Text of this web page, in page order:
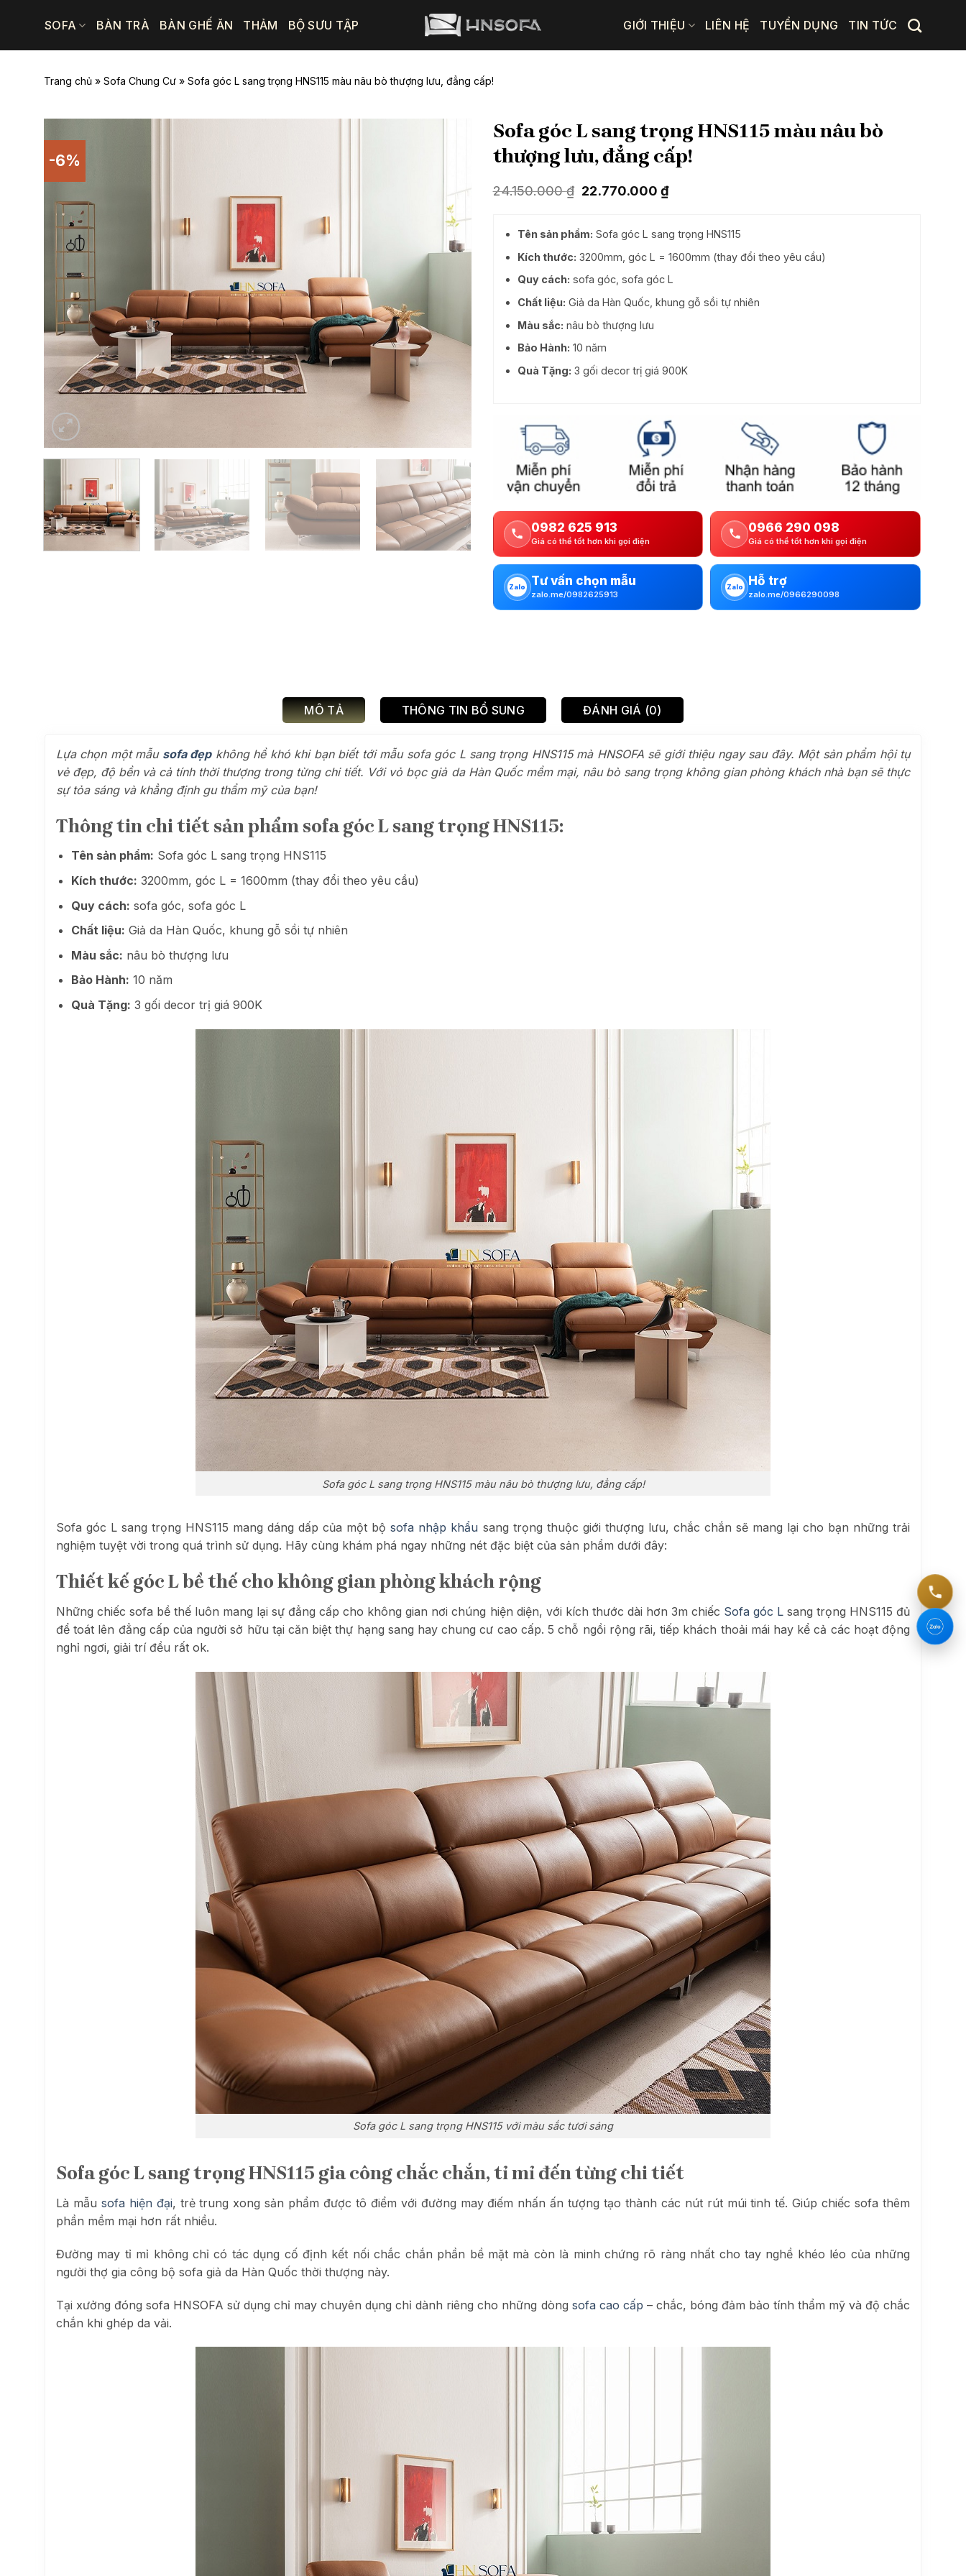
SOFA BÀN TRÀ BÀN GHẾ ĂN THẢM BỘ SƯU TẬP GIỚI THIỆU LIÊN HỆ TUYỂN DỤNG TIN TỨC
Trang chủ» Sofa Chung Cư» Sofa góc L sang trọng HNS115 màu nâu bò thượng lưu, đẳng cấp!
-6%
Sofa góc L sang trọng HNS115 màu nâu bò
thượng lưu, đẳng cấp!
24.150.000₫ Giá
24.150.000 ₫.
22.770.000₫Giá
là:
22.770.000 ₫.
Tên sản phẩm: Sofa góc L sang trọng HNS115
Kích thước: 3200mm, góc L = 1600mm (thay đổi theo yêu cầu)
Quy cách: sofa góc, sofa góc L
Chất liệu: Giả da Hàn Quốc, khung gỗ sồi tự nhiên
Màu sắc: nâu bò thượng lưu
Bảo Hành: 10 năm
Quà Tặng: 3 gối decor trị giá 900K
0982 625 913
Giá có thể tốt hơn khi gọi điện
0966 290 098
Giá có thể tốt hơn khi gọi điện
Zalo Tư vấn chọn mẫu
zalo.me/0982625913
Zalo Hỗ trợ
zalo.me/0966290098
MÔ TẢ THÔNG TIN BỔ SUNG ĐÁNH GIÁ (0)
Lựa chọn một mẫu sofa đẹpkhông hề khó khi bạn biết tới mẫu sofa góc L sang trọng HNS115 mà HNSOFA sẽ giới thiệu ngay sau đây. Một sản phẩm hội tụ
vẻ đẹp, độ bền và cả tính thời thượng trong từng chi tiết. Với vỏ bọc giả da Hàn Quốc mềm mại, nâu bò sang trọng không gian phòng khách nhà bạn sẽ thực
sự tỏa sáng và khẳng định gu thẩm mỹ của bạn!
Thông tin chi tiết sản phẩm sofa góc L sang trọng HNS115:
Tên sản phẩm: Sofa góc L sang trọng HNS115
Kích thước: 3200mm, góc L = 1600mm (thay đổi theo yêu cầu)
Quy cách: sofa góc, sofa góc L
Chất liệu: Giả da Hàn Quốc, khung gỗ sồi tự nhiên
Màu sắc: nâu bò thượng lưu
Bảo Hành: 10 năm
Quà Tặng: 3 gối decor trị giá 900K
Sofa góc L sang trọng HNS115 màu nâu bò thượng lưu, đẳng cấp!
Sofa góc L sang trọng HNS115 mang dáng dấp của một bộsofa nhập khẩu sang trọng thuộc giới thượng lưu, chắc chắn sẽ mang lại cho bạn những trải
nghiệm tuyệt vời trong quá trình sử dụng. Hãy cùng khám phá ngay những nét đặc biệt của sản phẩm dưới đây:
Thiết kế góc L bề thế cho không gian phòng khách rộng
Những chiếc sofa bề thế luôn mang lại sự đẳng cấp cho không gian nơi chúng hiện diện, với kích thước dài hơn 3m chiếc Sofa góc Lsang trọng HNS115 đủ
để toát lên đẳng cấp của người sở hữu tại căn biệt thự hạng sang hay chung cư cao cấp. 5 chỗ ngồi rộng rãi, tiếp khách thoải mái hay kể cả các hoạt động
nghỉ ngơi, giải trí đều rất ok.
Sofa góc L sang trọng HNS115 với màu sắc tươi sáng
Sofa góc L sang trọng HNS115 gia công chắc chắn, tỉ mỉ đến từng chi tiết
Là mẫu sofa hiện đại, trẻ trung xong sản phẩm được tô điểm với đường may điếm nhấn ấn tượng tạo thành các nút rút múi tinh tế. Giúp chiếc sofa thêm
phần mềm mại hơn rất nhiều.
Đường may tỉ mỉ không chỉ có tác dụng cố định kết nối chắc chắn phần bề mặt mà còn là minh chứng rõ ràng nhất cho tay nghề khéo léo của những
người thợ gia công bộ sofa giả da Hàn Quốc thời thượng này.
Tại xưởng đóng sofa HNSOFA sử dụng chỉ may chuyên dụng chỉ dành riêng cho những dòng sofa cao cấp – chắc, bóng đảm bảo tính thẩm mỹ và độ chắc
chắn khi ghép da vải.